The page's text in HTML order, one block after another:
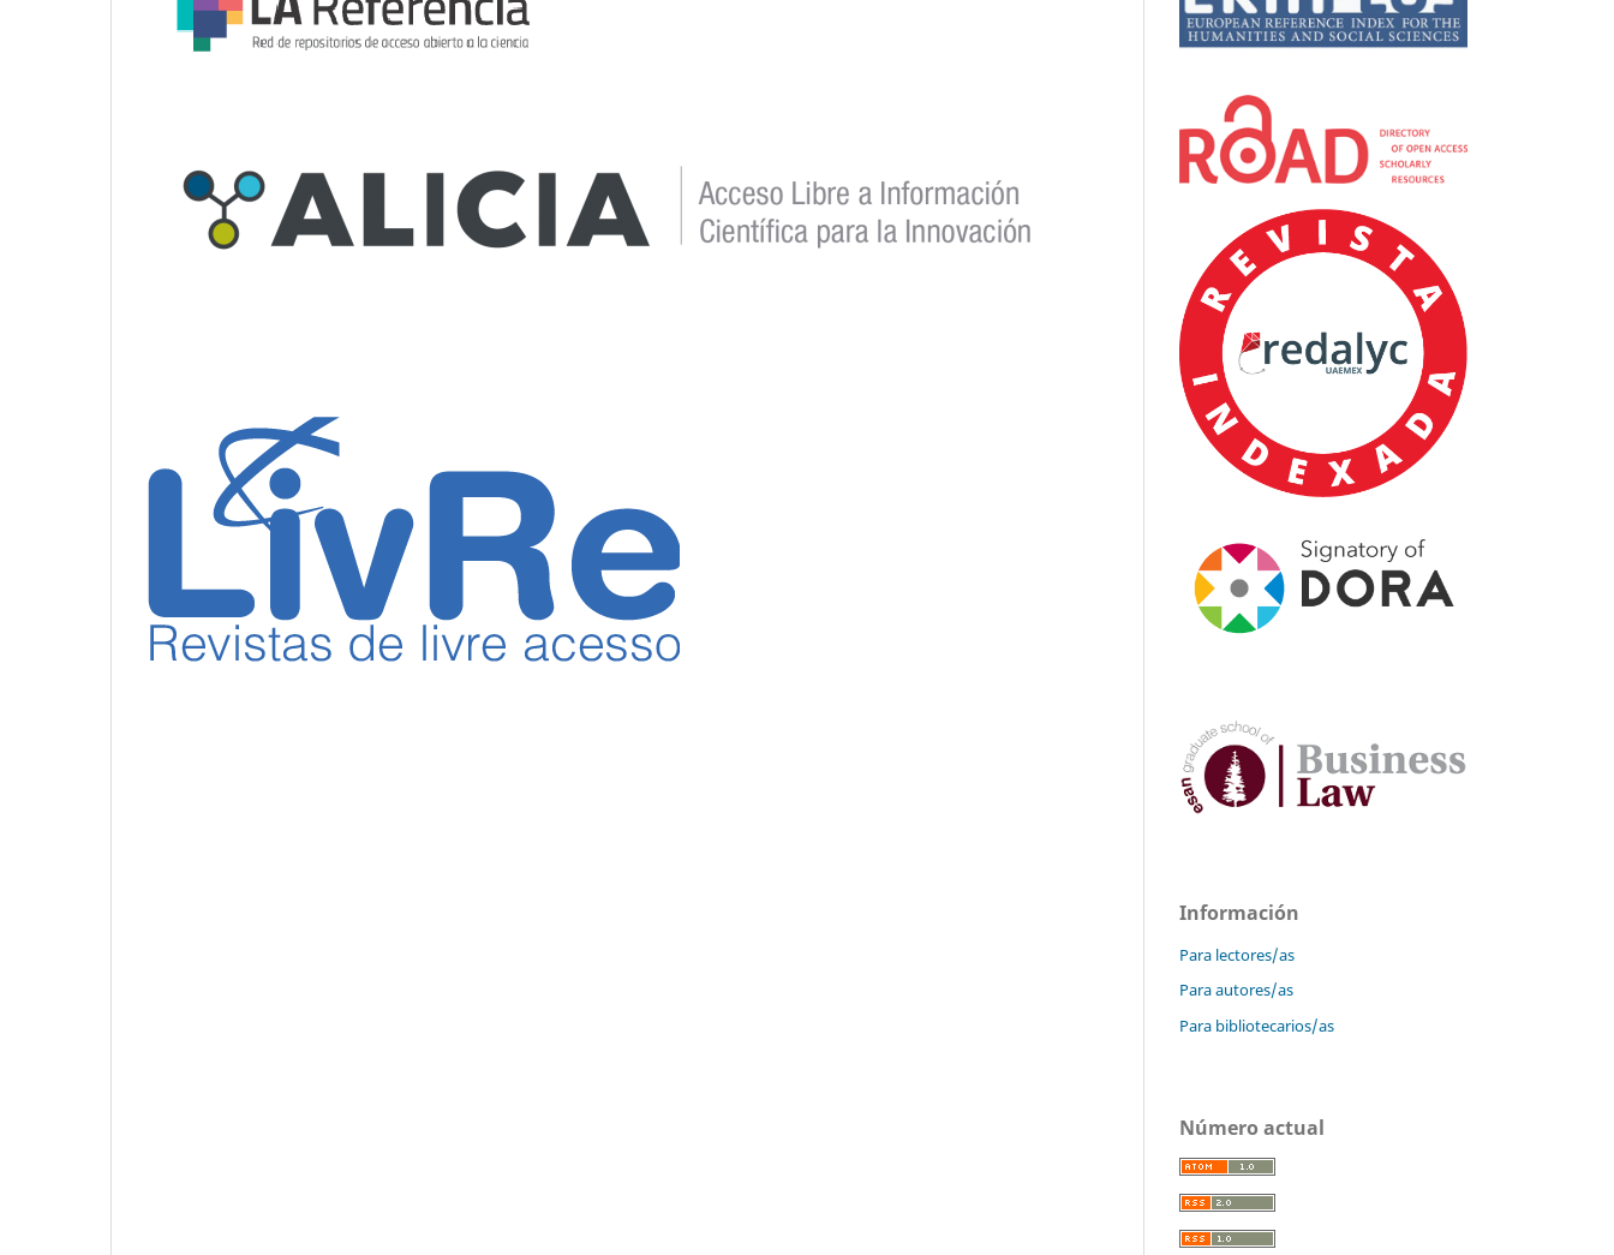
Información
Para lectores/as
Para autores/as
Para bibliotecarios/as
Número actual